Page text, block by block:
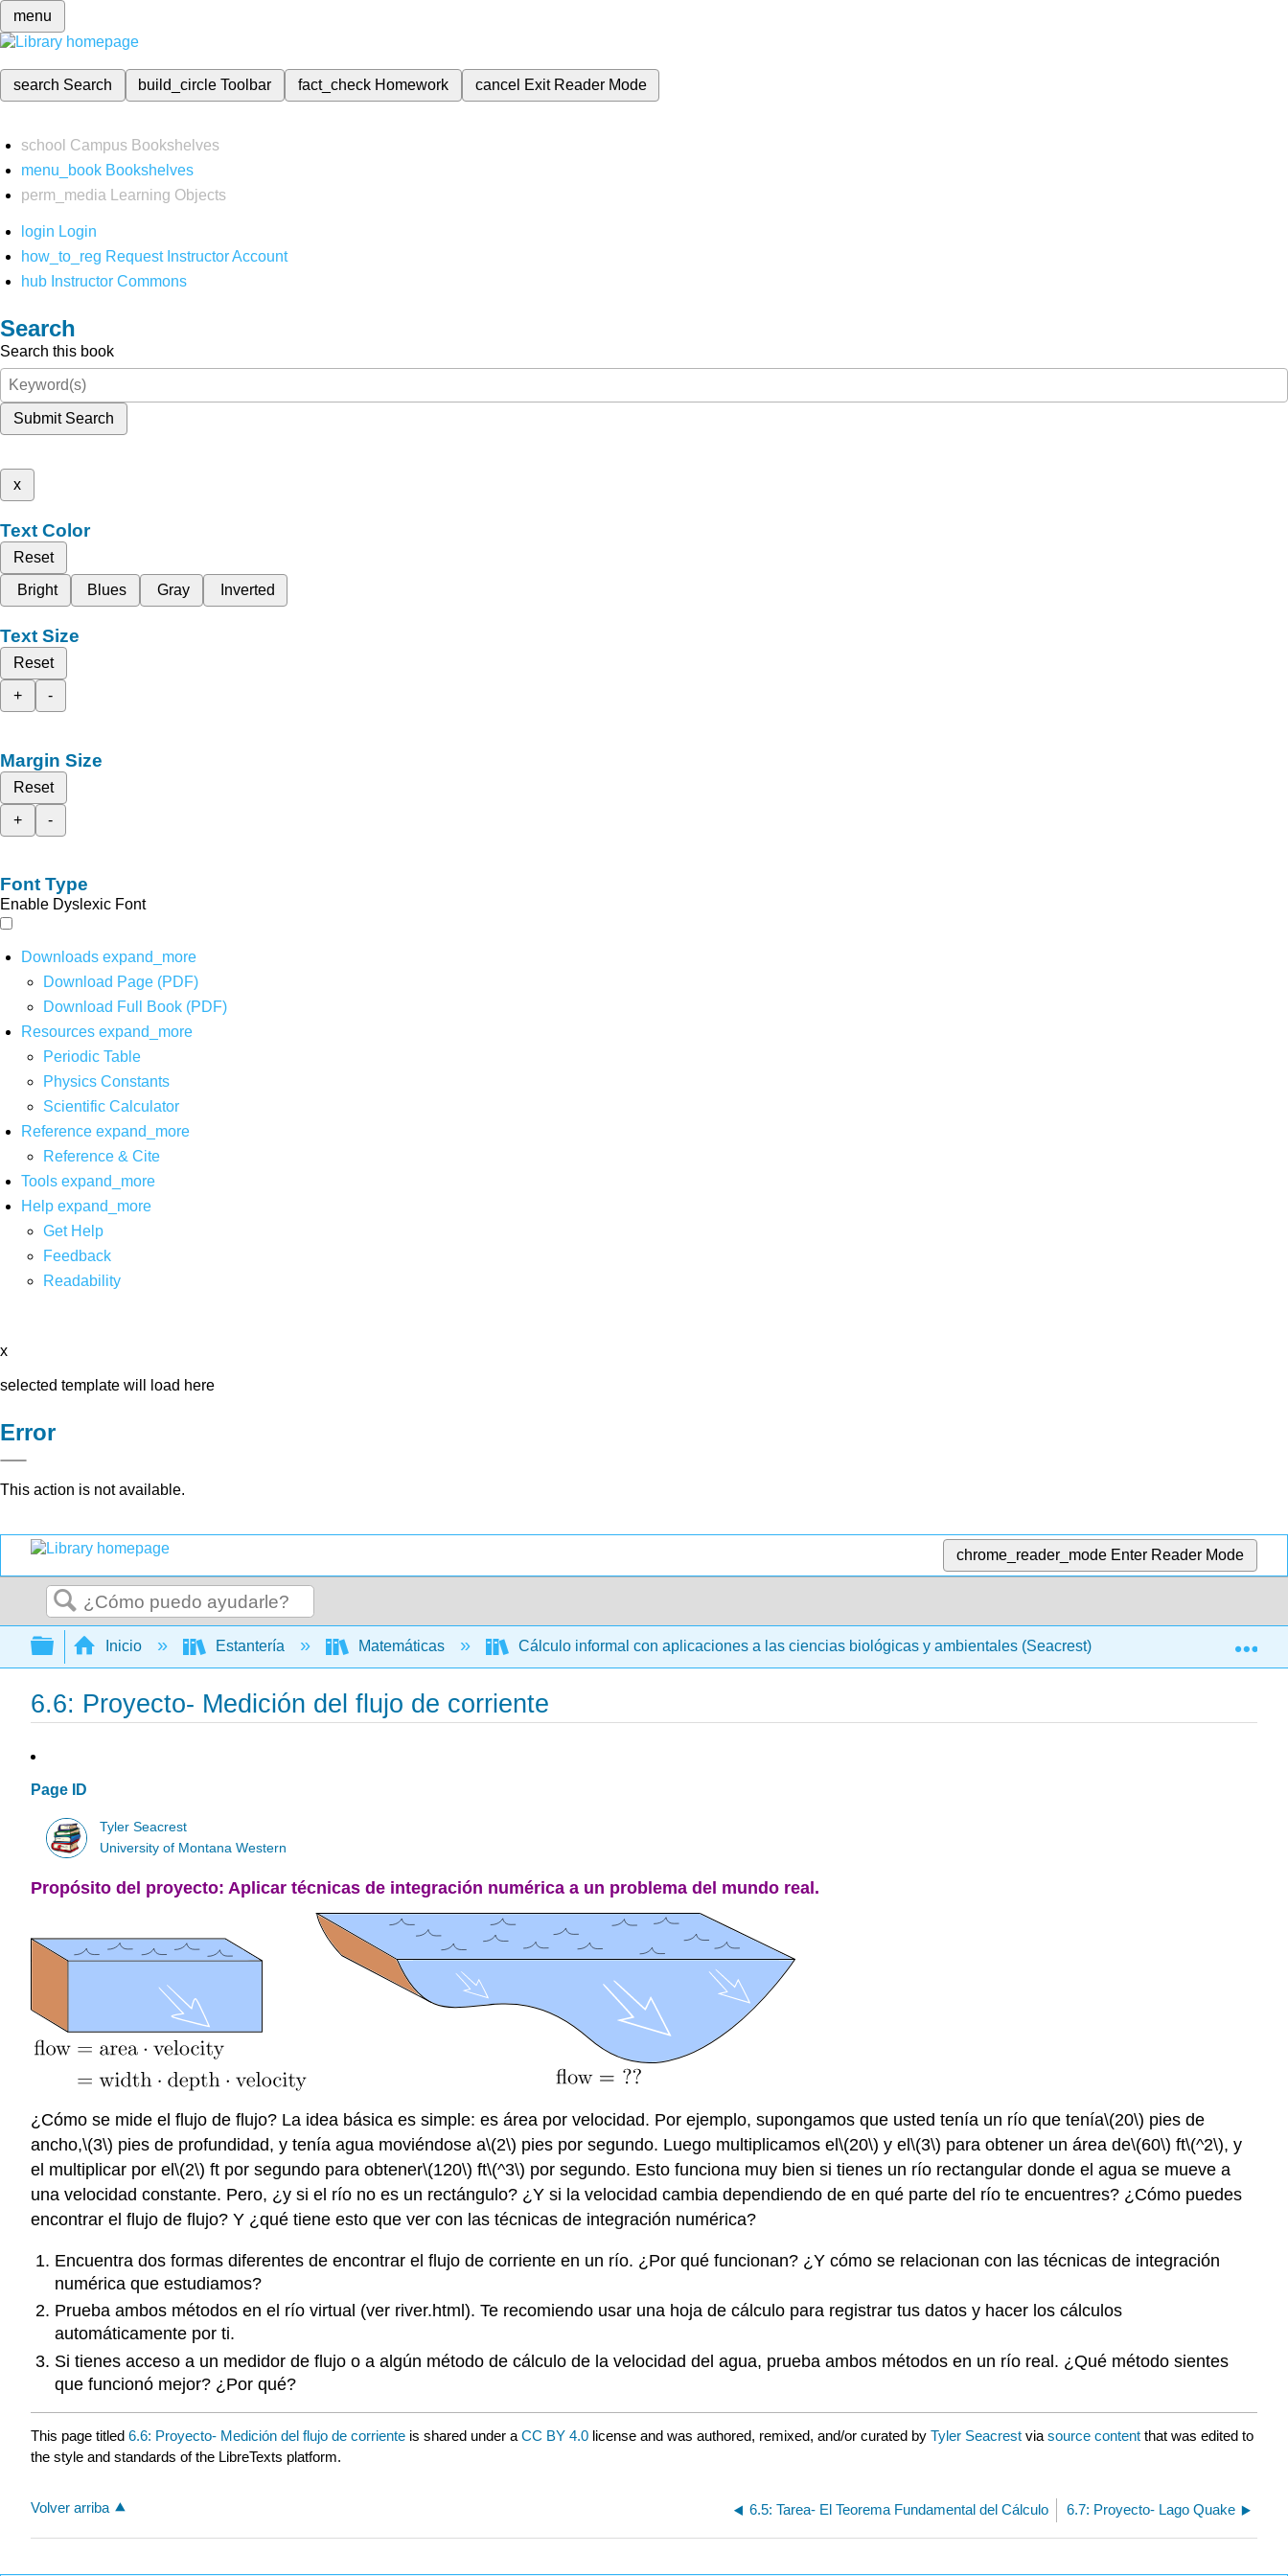
menu
search Search build_circleToolbar fact_check Homework cancel Exit Reader Mode
school Campus Bookshelves
menu_book Bookshelves
perm_media
Learning Objects
login Login
how_to_reg Request Instructor Account
hub Instructor Commons
Search
Search this book
Submit Search
x
Text Color
Reset
Bright
Blues Gray Inverted
Text Size
Reset
+
-
Margin Size
Reset
+
-
Font Type
Enable Dyslexic Font
Downloads expand_more
Download Page (PDF)
Download Full Book (PDF)
Resources expand_more
Periodic Table
Physics Constants
Scientific Calculator
Reference expand_more
Reference & Cite
Tools expand_more
Help expand_more
Get Help
Feedback
Readability
x
selected template will load here
Error
This action is not available.
chrome_reader_mode Enter Reader Mode
Buscar
Expandir/contraer jerarquía global
Inicio Estantería Matemáticas Cálculo informal con aplicaciones a las ciencias biológicas y ambientales (Seacrest) 6: Intuición para
6.6: Proyecto- Medición del flujo de corriente
Page ID
Tyler Seacrest
University of Montana Western
Propósito del proyecto: Aplicar técnicas de integración numérica a un problema del mundo real.
¿Cómo se mide el flujo de flujo? La idea básica es simple: es área por velocidad. Por ejemplo, supongamos que usted tenía un río que tenía\(20\) pies de
ancho,\(3\) pies de profundidad, y tenía agua moviéndose a\(2\) pies por segundo. Luego multiplicamos el \(20\) y el \(3\) para obtener un área de\(60\) ft\(^2\), y
el multiplicar por el \(2\) ft por segundo para obtener\(120\) ft\(^3\) por segundo. Esto funciona muy bien si tienes un río rectangular donde el agua se mueve a
una velocidad constante. Pero, ¿y si el río no es un rectángulo? ¿Y si la velocidad cambia dependiendo de en qué parte del río te encuentres? ¿Cómo puedes
encontrar el flujo de flujo? Y ¿qué tiene esto que ver con las técnicas de integración numérica?
Encuentra dos formas diferentes de encontrar el flujo de corriente en un río. ¿Por qué funcionan? ¿Y cómo se relacionan con las técnicas de integración
numérica que estudiamos?
Prueba ambos métodos en el río virtual (ver river.html). Te recomiendo usar una hoja de cálculo para registrar tus datos y hacer los cálculos
automáticamente por ti.
Si tienes acceso a un medidor de flujo o a algún método de cálculo de la velocidad del agua, prueba ambos métodos en un río real. ¿Qué método sientes
que funcionó mejor? ¿Por qué?
This page titled 6.6: Proyecto- Medición del flujo de corriente is shared under a CC BY 4.0 license and was authored, remixed, and/or curated by Tyler Seacrest via source content that was edited to
the style and standards of the LibreTexts platform.
Volver arriba 6.5: Tarea- El Teorema Fundamental del Cálculo 6.7: Proyecto- Lago Quake